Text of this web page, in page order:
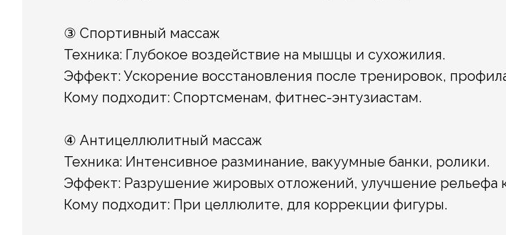
③ Спортивный массаж
Техника: Глубокое воздействие на мышцы и сухожилия.
Эффект: Ускорение восстановления после тренировок,
Кому подходит: Спортсменам, фитнес-энтузиастам.
④ Антицеллюлитный массаж
Техника: Интенсивное разминание, вакуумные банки, ролики.
Эффект: Разрушение жировых отложений, улучшение рельефа
Кому подходит: При целлюлите, для коррекции фигуры.